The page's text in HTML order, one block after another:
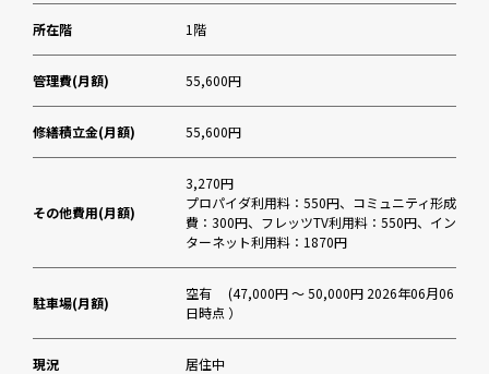
所在階 1階
管理費(月額) 55,600円
修繕積立金(月額) 55,600円
その他費用(月額)
3,270円
プロパイダ利用料：550円、コミュニティ形成
費：300円、フレッツTV利用料：550円、イン
ターネット利用料：1870円
駐車場(月額)
空有 (47,000円 ～ 50,000円 2026年06月06
日時点 ）
現況 居住中